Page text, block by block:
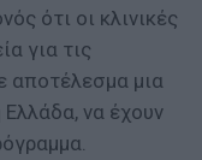
ότι οι κλινικές
για τις
αποτέλεσμα μια
να έχουν